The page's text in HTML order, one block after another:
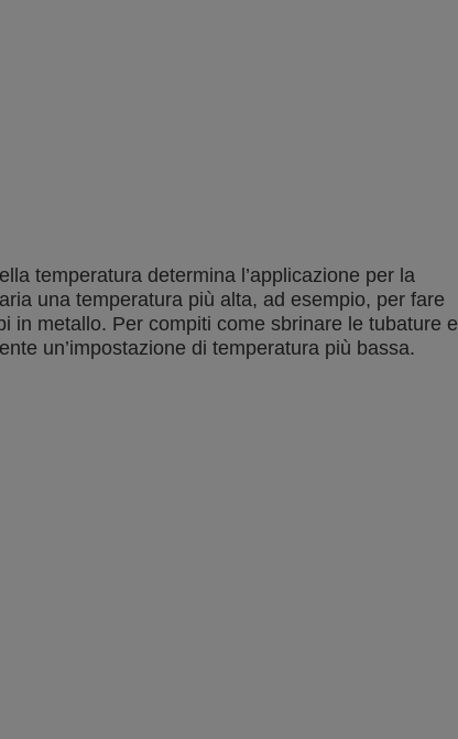
temperatura determina l’applicazione per la
una temperatura più alta, ad esempio, per fare
in metallo. Per compiti come sbrinare le tubature e
un’impostazione di temperatura più bassa.